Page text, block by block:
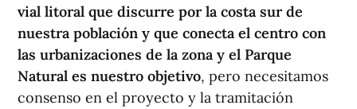
vial litoral que discurre por la costa sur de
nuestra población y que conecta el centro con
las urbanizaciones de la zona y el Parque
Natural es nuestro objetivo, pero necesitamos
consenso en el proyecto y la tramitación